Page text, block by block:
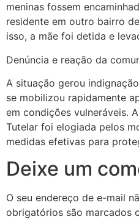
meninas fossem
residente em outro bairro
isso, a mãe foi detida e
Denúncia e reação da
A situação gerou
se mobilizou rapidamente
em condições vulneráveis.
Tutelar foi elogiada pelos
medidas efetivas para
Deixe um
O seu endereço de e-mail
obrigatórios são marcados